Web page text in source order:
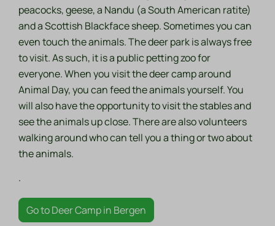
peacocks, geese, a Nandu (a South American ratite)
and a Scottish Blackface sheep. Sometimes you can
even touch the animals. The deer park is always free
to visit. As such, it is a public petting zoo for
everyone. When you visit the deer camp around
Animal Day, you can feed the animals yourself. You
will also have the opportunity to visit the stables and
see the animals up close. There are also volunteers
walking around who can tell you a thing or two about
the animals.
.
Go to Deer Camp in Bergen